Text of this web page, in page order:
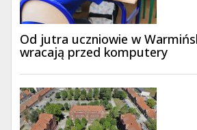
Od jutra uczniowie w
wracają przed komputery